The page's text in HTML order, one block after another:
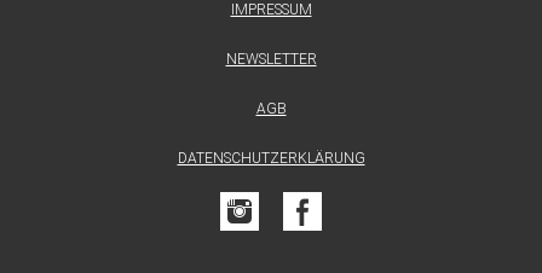
IMPRESSUM
NEWSLETTER
AGB
DATENSCHUTZERKLÄRUNG